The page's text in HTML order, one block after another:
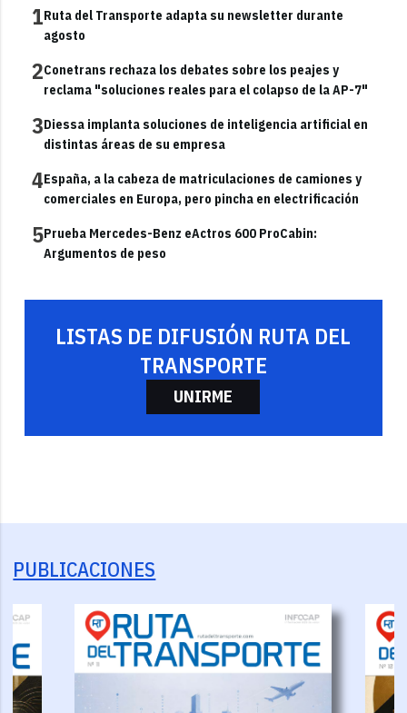
1Ruta del Transporte adapta su newsletter durante
agosto
2Conetrans rechaza los debates sobre los peajes y
reclama "soluciones reales para el colapso de la AP-7"
3Diessa implanta soluciones de inteligencia artificial en
distintas áreas de su empresa
4España, a la cabeza de matriculaciones de camiones y
comerciales en Europa, pero pincha en electrificación
5Prueba Mercedes-Benz eActros 600 ProCabin:
Argumentos de peso
LISTAS DE DIFUSIÓN RUTA DEL
TRANSPORTE
UNIRME
PUBLICACIONES